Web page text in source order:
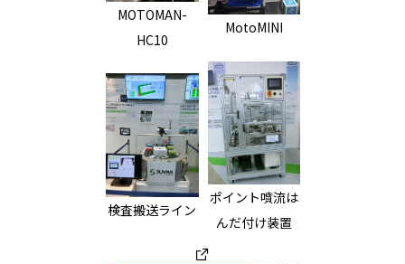
MOTOMAN-
HC10
MotoMINI
検査搬送ライン
ポイント噴流は
んだ付け装置